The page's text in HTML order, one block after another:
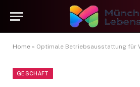
Home » Optimale Betriebsausstattung für Wartung, Hangar und
GESCHÄFT